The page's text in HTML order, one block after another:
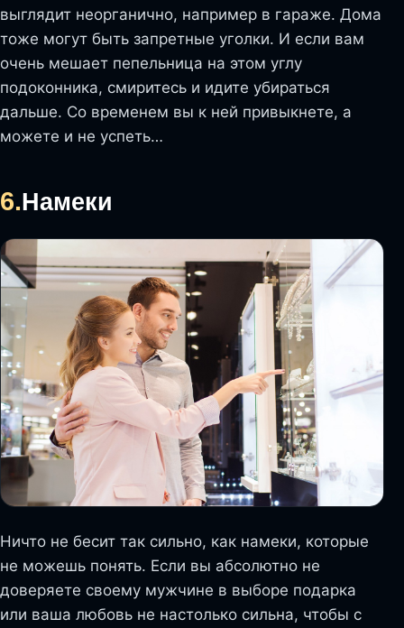
выглядит неорганично, например в гараже. Дома
тоже могут быть запретные уголки. И если вам
очень мешает пепельница на этом углу
подоконника, смиритесь и идите убираться
дальше. Со временем вы к ней привыкнете, а
можете и не успеть…
6.Намеки
Ничто не бесит так сильно, как намеки, которые
не можешь понять. Если вы абсолютно не
доверяете своему мужчине в выборе подарка
или ваша любовь не настолько сильна, чтобы с